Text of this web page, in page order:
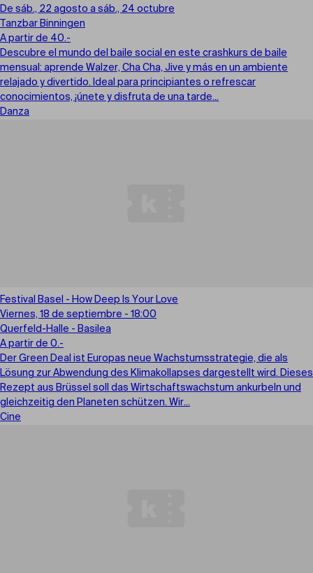
De sáb., 22 agosto a sáb., 24 octubre
Tanzbar Binningen
A partir de 40.-
Descubre el mundo del baile social en este crashkurs de baile
mensual: aprende Walzer, Cha Cha, Jive y más en un ambiente
relajado y divertido. Ideal para principiantes o refrescar
conocimientos, ¡únete y disfruta de una tarde...
Danza
Festival Basel - How Deep Is Your Love
Viernes, 18 de septiembre - 18:00
Querfeld-Halle - Basilea
A partir de 0.-
Der Green Deal ist Europas neue Wachstumsstrategie, die als
Lösung zur Abwendung des Klimakollapses dargestellt wird. Dieses
Rezept aus Brüssel soll das Wirtschaftswachstum ankurbeln und
gleichzeitig den Planeten schützen. Wir...
Cine